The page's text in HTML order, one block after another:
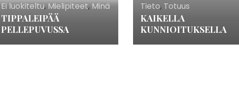
Ei luokiteltu,Mielipiteet,Minä
TIPPALEIPÄÄ
PELLEPUVUSSA
Tieto, Totuus
KAIKELLA
KUNNIOITUKSELLA